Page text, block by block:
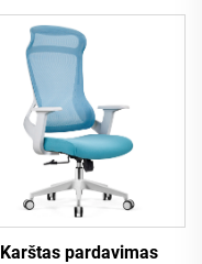
Karštas pardavimas